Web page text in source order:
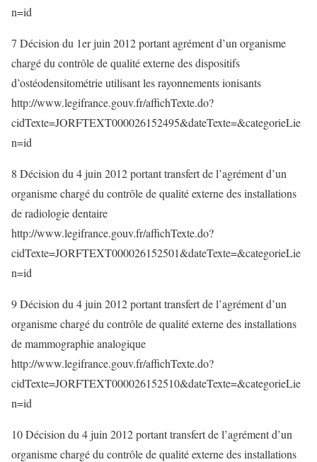
n=id
7 Décision du 1er juin 2012 portant agrément d’un organisme
chargé du contrôle de qualité externe des dispositifs
d’ostéodensitométrie utilisant les rayonnements ionisants
http://www.legifrance.gouv.fr/affichTexte.do?
cidTexte=JORFTEXT000026152495&dateTexte=&categorieLie
n=id
8 Décision du 4 juin 2012 portant transfert de l’agrément d’un
organisme chargé du contrôle de qualité externe des installations
de radiologie dentaire
http://www.legifrance.gouv.fr/affichTexte.do?
cidTexte=JORFTEXT000026152501&dateTexte=&categorieLie
n=id
9 Décision du 4 juin 2012 portant transfert de l’agrément d’un
organisme chargé du contrôle de qualité externe des installations
de mammographie analogique
http://www.legifrance.gouv.fr/affichTexte.do?
cidTexte=JORFTEXT000026152510&dateTexte=&categorieLie
n=id
10 Décision du 4 juin 2012 portant transfert de l’agrément d’un
organisme chargé du contrôle de qualité externe des installations